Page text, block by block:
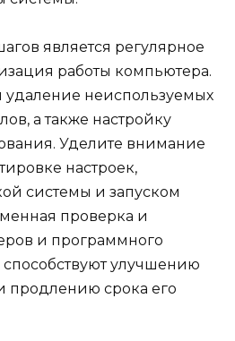
является регулярное
работы компьютера.
удаление неиспользуемых
а также настройку
Уделите внимание
настроек,
системы и запуском
проверка и
и программного
улучшению
продлению срока его